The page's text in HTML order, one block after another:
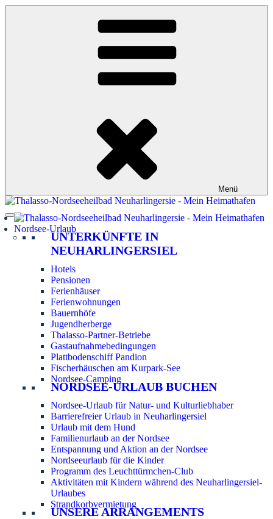
Zum
Menü
Nordsee-Urlaub
UNTERKÜNFTE IN
NEUHARLINGERSIEL
Hotels
Pensionen
Ferienhäuser
Ferienwohnungen
Bauernhöfe
Jugendherberge
Thalasso-Partner-Betriebe
Gastaufnahmebedingungen
Plattbodenschiff Pandion
Fischerhäuschen am Kurpark-See
Nordsee-Camping
NORDSEE-URLAUB BUCHEN
Nordsee-Urlaub für Natur- und Kulturliebhaber
Barrierefreier Urlaub in Neuharlingersiel
Urlaub mit dem Hund
Familienurlaub an der Nordsee
Entspannung und Aktion an der Nordsee
Nordseeurlaub für die Kinder
Programm des Leuchttürmchen-Club
Aktivitäten mit Kindern während des Neuharlingersiel-
Urlaubes
Strandkorbvermietung
UNSERE ARRANGEMENTS